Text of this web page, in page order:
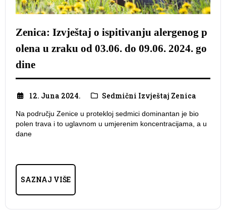
Zenica: Izvještaj o ispitivanju alergenog p
olena u zraku od 03.06. do 09.06. 2024. go
dine
12. Juna 2024. Sedmični Izvještaj Zenica
Na području Zenice u protekloj sedmici dominantan je bio
polen trava i to uglavnom u umjerenim koncentracijama, a u
dane
SAZNAJ VIŠE